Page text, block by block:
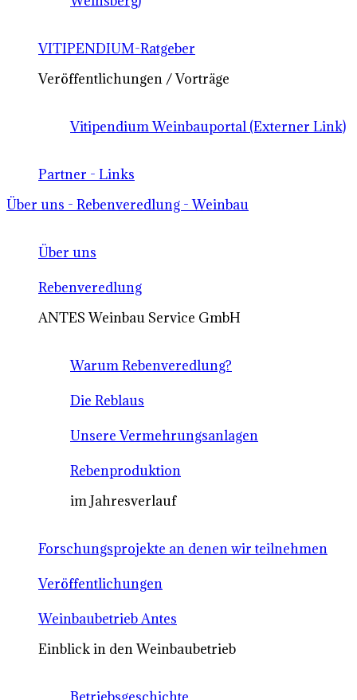
VITIPENDIUM-Ratgeber
Veröffentlichungen / Vorträge
Vitipendium Weinbauportal (Externer Link)
Partner - Links
Über uns - Rebenveredlung - Weinbau
Über uns
Rebenveredlung
ANTES Weinbau Service GmbH
Warum Rebenveredlung?
Die Reblaus
Unsere Vermehrungsanlagen
Rebenproduktion
im Jahresverlauf
Forschungsprojekte an denen wir teilnehmen
Veröffentlichungen
Weinbaubetrieb Antes
Einblick in den Weinbaubetrieb